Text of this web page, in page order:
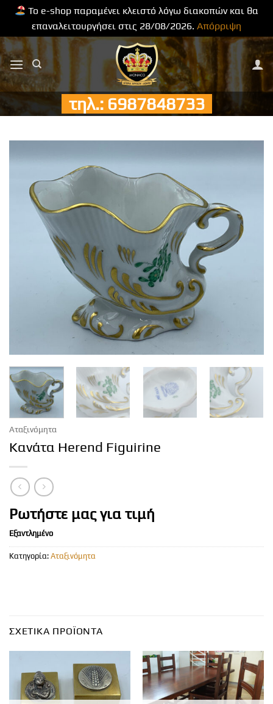
Το e-shop παραμένει κλειστό λόγω διακοπών και θα
επαναλειτουργήσει στις 28/08/2026. Απόρριψη
Μετάβαση
στο
περιεχόμενο
τηλ.: 6987848733
Αταξινόμητα
Κανάτα Herend Figuirine
Ρωτήστε μας για τιμή
Εξαντλημένο
Κατηγορία: Αταξινόμητα
ΣΧΕΤΙΚΆ ΠΡΟΪΌΝΤΑ